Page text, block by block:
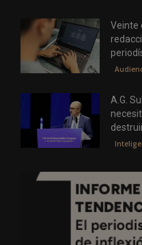
Veinte
A.G.